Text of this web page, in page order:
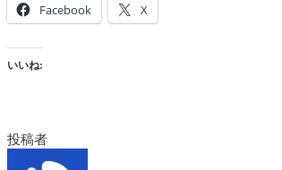
Facebook X
いいね:
投稿者